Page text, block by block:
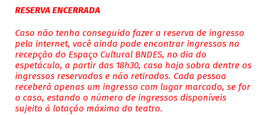
RESERVA ENCERRADA
Caso não tenha conseguido fazer a reserva de ingresso
pela internet, você ainda pode encontrar ingressos na
recepção do Espaço Cultural BNDES, no dia do
espetáculo, a partir das 18h30, caso haja sobra dentre os
ingressos reservados e não retirados. Cada pessoa
receberá apenas um ingresso com lugar marcado, se for
o caso, estando o número de ingressos disponíveis
sujeito à lotação máxima do teatro.